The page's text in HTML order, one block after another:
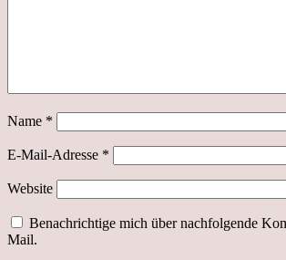
Name *
E-Mail-Adresse *
Website
Benachrichtige mich über nachfolgende
Mail.